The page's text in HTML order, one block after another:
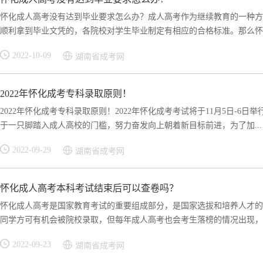
怀化成人高考没有达到毕业要求怎么办？成人高考作为继续教育的一种
顺利拿到毕业文凭的，各院校对学生毕业制定有相应的合格标准。那么
2022-10-09 湖南省成考网
2022年怀化成考专科录取原则！
2022年怀化成考专科录取原则！2022年怀化成考考试将于11月5日-6日
于一只脚踏入成人高校的门槛，努力奋发向上朝着新目标前进，为了加...
2022-09-29 湖南省成考网
怀化成人高考本科考试结束后可以查卷吗？
怀化成人高考是国家教育考试的重要组成部分，是国家选拔和培养人才
同学方可有机会被院校录取，但每年成人高考也会考生落榜的情况出现
2022-09-23 湖南省成考网